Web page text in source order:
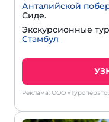
Анталийской
Сиде.
Экскурсионные
Стамбул
Реклама: ООО